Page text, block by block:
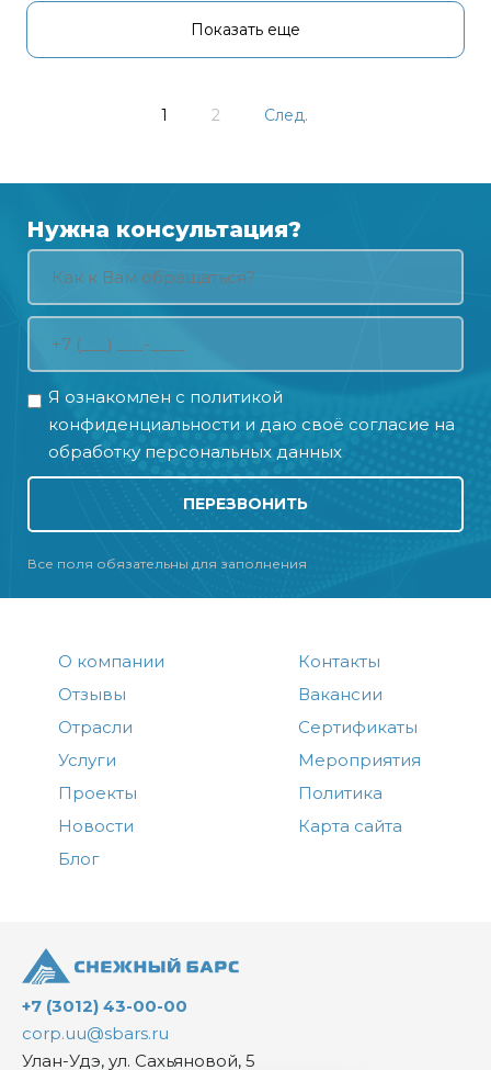
Показать еще
1 2 След.
Нужна консультация?
Я ознакомлен с политикой
конфиденциальности и даю своё согласие на
обработку персональных данных
ПЕРЕЗВОНИТЬ
Все поля обязательны для заполнения
О компании
Отзывы
Отрасли
Услуги
Проекты
Новости
Блог
Контакты
Вакансии
Сертификаты
Мероприятия
Политика
Карта сайта
+7 (3012) 43-00-00
corp.uu@sbars.ru
Улан-Удэ, ул. Сахьяновой, 5